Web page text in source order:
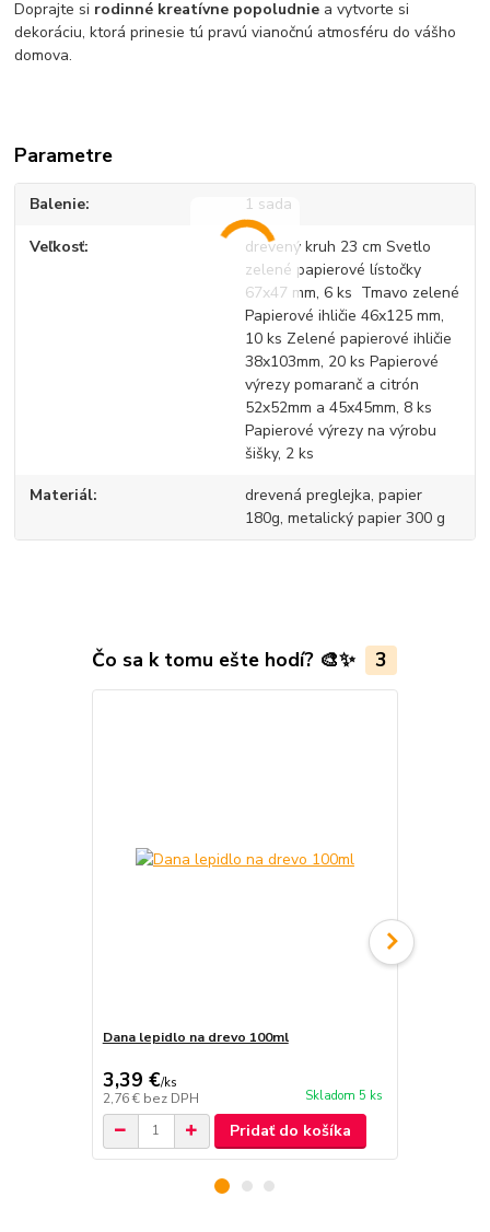
Doprajte si rodinné kreatívne popoludnie a vytvorte si
dekoráciu, ktorá prinesie tú pravú vianočnú atmosféru do vášho
domova.
Parametre
Balenie 1 sada
Veľkosť
drevený kruh 23 cm Svetlo
zelené papierové lístočky
67x47 mm, 6 ks Tmavo zelené
Papierové ihličie 46x125 mm,
10 ks Zelené papierové ihličie
38x103mm, 20 ks Papierové
výrezy pomaranč a citrón
52x52mm a 45x45mm, 8 ks
Papierové výrezy na výrobu
šišky, 2 ks
Materiál
drevená preglejka, papier
180g, metalický papier 300 g
Čo sa k tomu ešte hodí? 🎨✨ 3
Dana lepidlo na drevo 100ml
3,39 €/ks
2,76 € bez DPH Skladom 5 ks
Pridať do košíka